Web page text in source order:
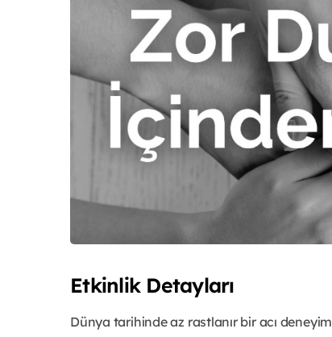
Etkinlik Detayları
Dünya tarihinde az rastlanır bir acı